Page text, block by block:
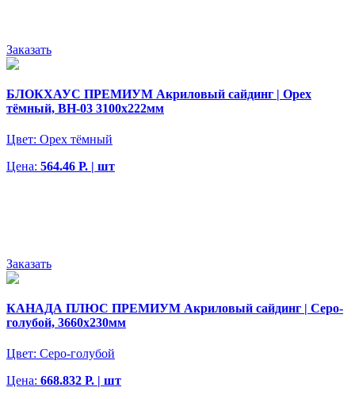
Заказать
БЛОКХАУС ПРЕМИУМ Акриловый сайдинг | Орех
тёмный, ВН-03 3100х222мм
Цвет: Орех тёмный
Цена: 564.46 Р. | шт
Заказать
КАНАДА ПЛЮС ПРЕМИУМ Акриловый сайдинг | Серо-
голубой, 3660х230мм
Цвет: Серо-голубой
Цена: 668.832 Р. | шт